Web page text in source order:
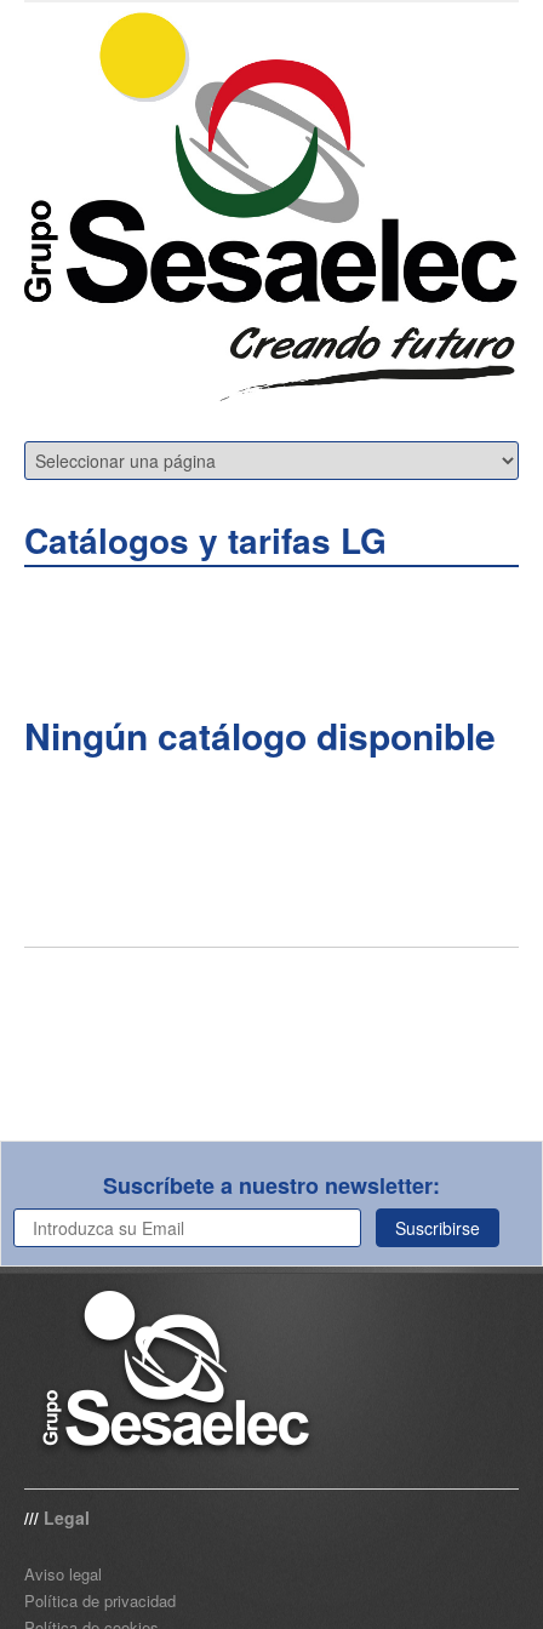
Catálogos y tarifas LG
Ningún catálogo disponible
Suscríbete a nuestro newsletter:
Suscribirse
/// Legal
Aviso legal
Política de privacidad